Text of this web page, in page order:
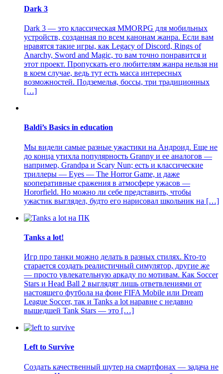
Dark 3
Dark 3 — это классическая MMORPG для мобильных
устройств, созданная по всем канонам жанра. Если вам
нравятся такие игры, как Legacy of Discord, Rings of
Anarchy, Sword and Magic, то вам точно понравится и
этот проект. Пропускать его любителям жанра нельзя ни
в коем случае, ведь тут есть масса интересных
возможностей. Подземелья, боссы, три традиционных
[…]
Baldi’s Basics in education
Мы видели самые разные ужастики на Андроид. Еще не
до конца утихла популярность Granny и ее аналогов —
например, Grandpa и Scary Nun; есть и классические
триллеры — Eyes — The Horror Game, и даже
кооперативные сражения в атмосфере ужасов —
Hororfield. Но можно ли себе представить, чтобы
ужастик выглядел, будто его нарисовал школьник на […]
Tanks a lot!
Игр про танки можно делать в разных стилях. Кто-то
старается создать реалистичный симулятор, другие же
— просто увлекательную аркаду по мотивам. Как Soccer
Stars и Head Ball 2 выглядят лишь ответвлениями от
настоящего футбола на фоне FIFA Mobile или Dream
League Soccer, так и Tanks a lot наравне с недавно
вышедшей Tank Stars — это […]
Left to Survive
Создать качественный шутер на смартфонах — задача не